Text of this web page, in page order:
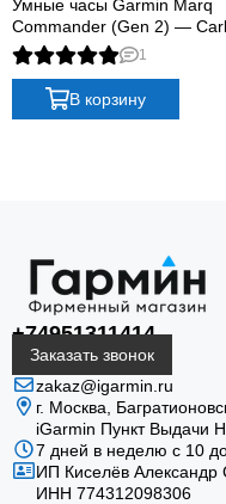
поле, выбирать
раунда
Умные часы Garmin Marq
Commander (Gen 2) —
Edition
1
В корзину
+74951311414
Заказать звонок
zakaz@igarmin.ru
г. Москва,
iGarmin Пункт Выдачи
7 дней в неделю с 10
ИП Киселёв Александр
ИНН 774312098306